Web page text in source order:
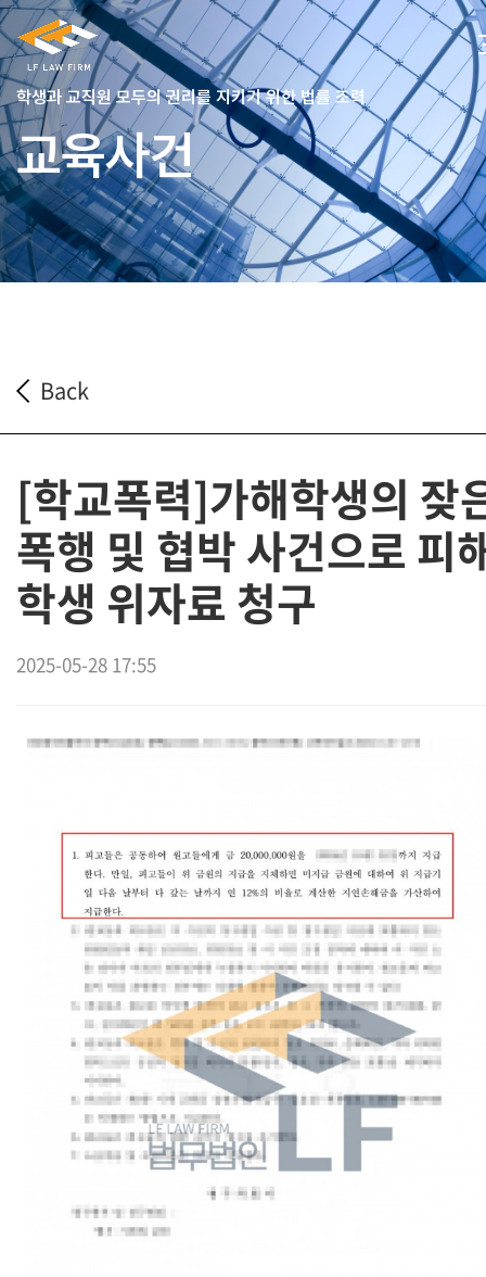
학생과 교직원 모두의 권리를 지키기 위한 법률 조력
교육사건
Back
[학교폭력]가해학생의 잦
폭행 및 협박 사건으로 피
학생 위자료 청구
2025-05-28 17:55